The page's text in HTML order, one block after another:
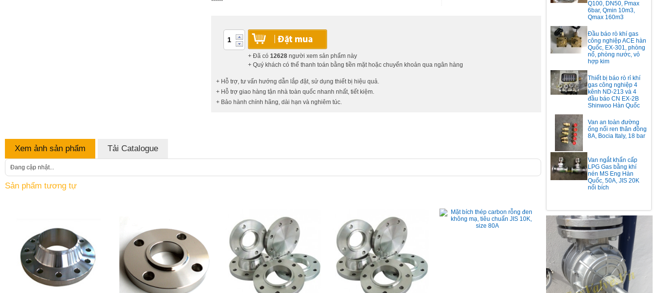
Q100, DN50, Pmax
6bar, Qmin 10m3,
Qmax 160m3
Đầu báo rò khí gas
công nghiệp ACE hàn
Quốc, EX-301, phòng
nổ, phòng nước, vỏ
hợp kim
Thiết bị báo rò rỉ khí
gas công nghiệp 4
kênh ND-213 và 4
đầu báo CN EX-2B
Shinwoo Hàn Quốc
Van an toàn đường
ống nối ren thân đồng
8A, Bocia Italy, 18 bar
Van ngắt khẩn cấp
LPG Gas bằng khí
nén MS Eng Hàn
Quốc, 50A, JIS 20K
nối bích
+ Đã có 12628 người xem sản phẩm này
+ Quý khách có thể thanh toán bằng tiền mặt hoặc chuyển khoản qua ngân hàng
+ Hỗ trợ, tư vấn hướng dẫn lắp đặt, sử dụng thiết bị hiệu quả.
+ Hỗ trợ giao hàng tận nhà toàn quốc nhanh nhất, tiết kiệm.
+ Bảo hành chính hãng, dài hạn và nghiêm túc.
Xem ảnh sản phẩm Tải Catalogue
Đang cập nhật...
Sản phẩm tương tự